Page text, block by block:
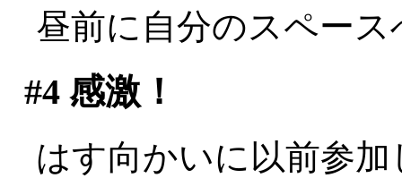
昼前に自分のスペース
#4感激！
はす向かいに以前参